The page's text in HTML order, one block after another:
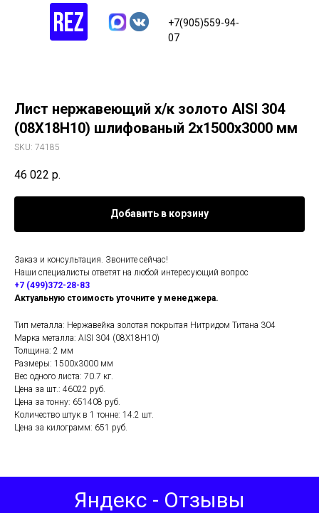
+7(905)559-94-
07
Лист нержавеющий х/к золото AISI 304
(08Х18Н10) шлифованый 2х1500х3000 мм
SKU: 74185
46 022 р.
Добавить в корзину
Заказ и консультация. Звоните сейчас!
Наши специалисты ответят на любой интересующий вопрос
+7 (499)372-28-83
Актуальную стоимость уточните у менеджера.
Тип металла: Нержавейка золотая покрытая Нитридом Титана 304
Марка металла: AISI 304 (08Х18Н10)
Толщина: 2 мм
Размеры: 1500х3000 мм
Вес одного листа: 70.7 кг.
Цена за шт.: 46022 руб.
Цена за тонну: 651408 руб.
Количество штук в 1 тонне: 14.2 шт.
Цена за килограмм: 651 руб.
Яндекс - Отзывы